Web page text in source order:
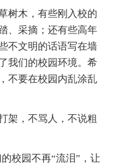
树木，有些刚入校的
、采摘；还有些高年
不文明的话语写在墙
我们的校园环境。希
不要在校园内乱涂乱
架，不骂人，不说粗
校园不再“流泪”，让